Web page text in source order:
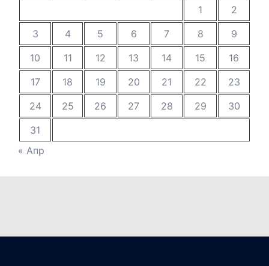
1
2
3
4 5 6 7 8
9
10
11 12 13 14 15
16
17
18 19 20 21 22
23
24
25 26 27 28 29
30
31
« Апр